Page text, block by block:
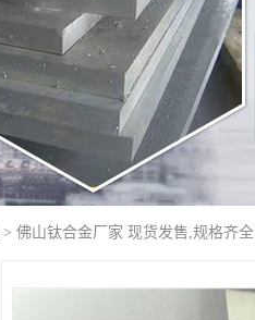
> 佛山钛合金厂家 现货发售,规格齐全